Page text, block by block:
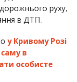
руху,
в ДТП.
у Кривому Розі
в
особисте